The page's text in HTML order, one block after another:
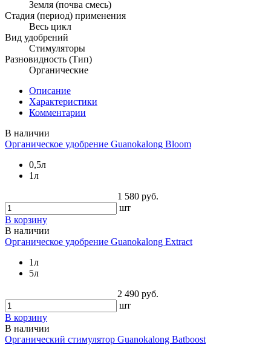
Земля (почва смесь)
Стадия (период) применения
Весь цикл
Вид удобрений
Стимуляторы
Разновидность (Тип)
Органические
Описание
Характеристики
Комментарии
В наличии
Органическое удобрение Guanokalong Bloom
0,5л
1л
1 580 руб.
шт
В корзину
В наличии
Органическое удобрение Guanokalong Extract
1л
5л
2 490 руб.
шт
В корзину
В наличии
Органический стимулятор Guanokalong Batboost